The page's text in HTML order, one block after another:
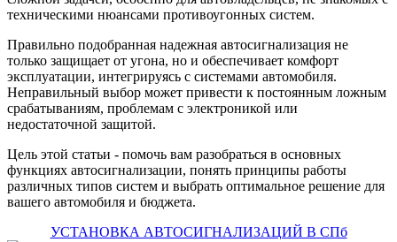
техническими нюансами противоугонных систем.
Правильно подобранная надежная автосигнализация не
только защищает от угона, но и обеспечивает комфорт
эксплуатации, интегрируясь с системами автомобиля.
Неправильный выбор может привести к постоянным ложным
срабатываниям, проблемам с электроникой или
недостаточной защитой.
Цель этой статьи - помочь вам разобраться в основных
функциях автосигнализации, понять принципы работы
различных типов систем и выбрать оптимальное решение для
вашего автомобиля и бюджета.
УСТАНОВКА АВТОСИГНАЛИЗАЦИЙ В СПб